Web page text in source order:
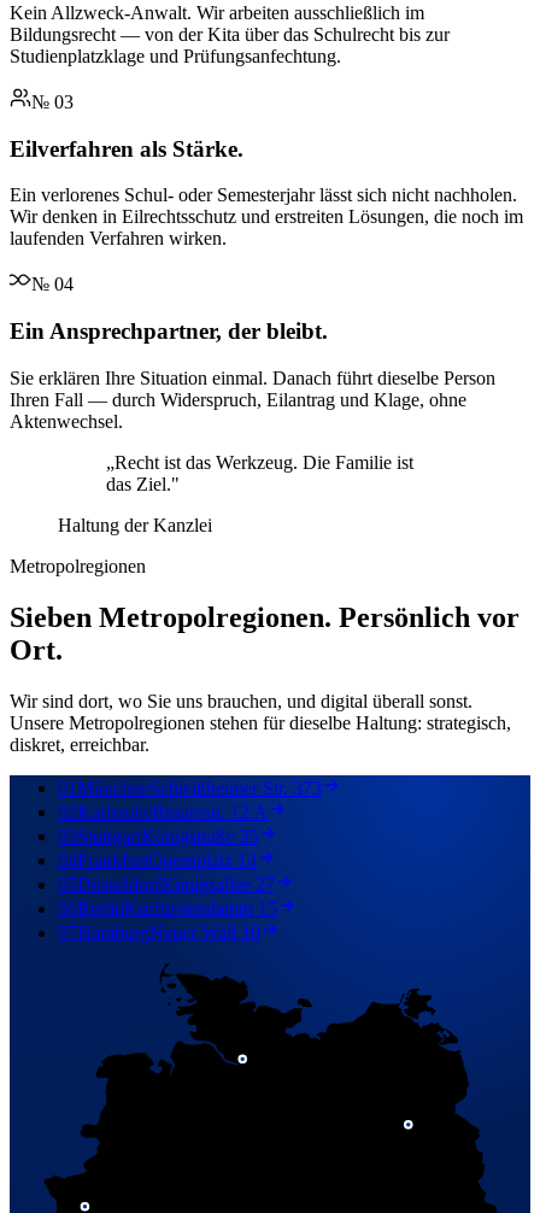
Kein Allzweck-Anwalt. Wir arbeiten ausschließlich im
Bildungsrecht — von der Kita über das Schulrecht bis zur
Studienplatzklage und Prüfungsanfechtung.
№ 03
Eilverfahren als Stärke.
Ein verlorenes Schul- oder Semesterjahr lässt sich nicht nachholen.
Wir denken in Eilrechtsschutz und erstreiten Lösungen, die noch im
laufenden Verfahren wirken.
№ 04
Ein Ansprechpartner, der bleibt.
Sie erklären Ihre Situation einmal. Danach führt dieselbe Person
Ihren Fall — durch Widerspruch, Eilantrag und Klage, ohne
Aktenwechsel.
„Recht ist das Werkzeug. Die Familie ist
das Ziel."
Haltung der Kanzlei
Metropolregionen
Sieben Metropolregionen. Persönlich vor
Ort.
Wir sind dort, wo Sie uns brauchen, und digital überall sonst.
Unsere Metropolregionen stehen für dieselbe Haltung: strategisch,
diskret, erreichbar.
01MünchenSchleißheimer Str. 373
02KarlsruheBrauerstr. 12 A
03StuttgartKönigstraße 35
04FrankfurtOpernplatz 14
05DüsseldorfKönigsallee 27
06BerlinKurfürstendamm 15
07HamburgNeuer Wall 10